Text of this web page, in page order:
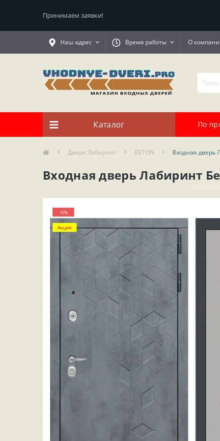
Принимаем заявки!
Наш адрес Время работы О
Каталог По
Двери Лабиринт BETON Входная дверь
Входная дверь Лабиринт
-0%
Акция